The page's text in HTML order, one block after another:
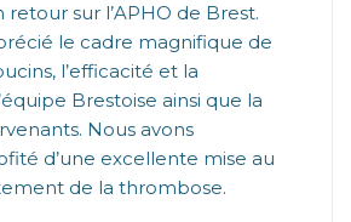
retour sur l’APHO de Brest.
le cadre magnifique de
l’efficacité et la
Brestoise ainsi que la
Nous avons
d’une excellente mise au
de la thrombose.